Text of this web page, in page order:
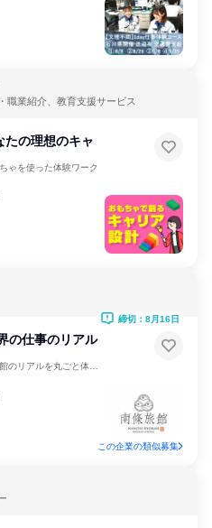
職業紹介、教育支援サービス
たの理想のキャ
ゃを使った体験ワーク
の仕事のリアル
締切：8月16日
この企業の類似募集